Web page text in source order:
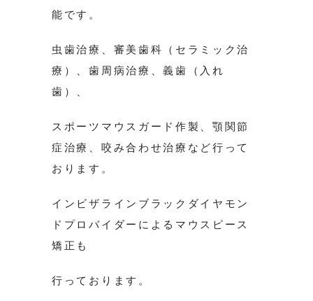
能です。
虫歯治療、審美歯科（セラミック治
療）、歯周病治療、義歯（入れ
歯）、
スポーツマウスガード作製、顎関節
症治療、咬み合わせ治療など行って
おります。
インビザラインブラックダイヤモン
ドプロバイダーによるマウスピース
矯正も
行っております。